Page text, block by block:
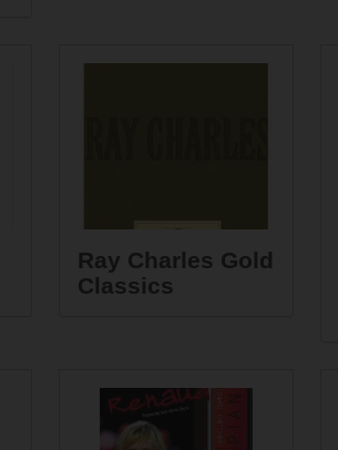
Ray Charles Gold
Classics